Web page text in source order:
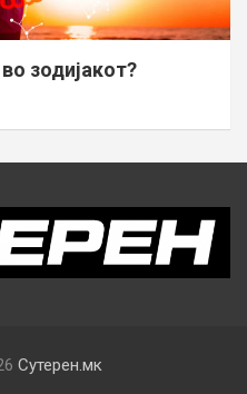
зодијакот?
Сутерен.мк